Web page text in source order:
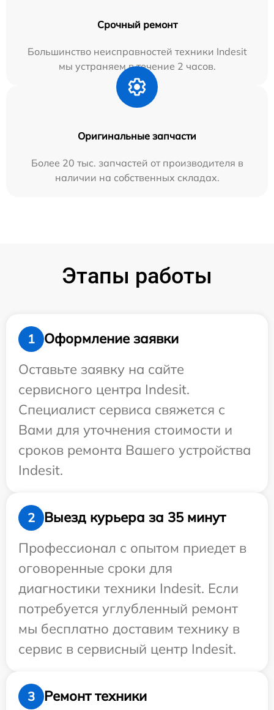
Срочный ремонт
Большинство неисправностей техники Indesit
мы устраняем в течение 2 часов.
Оригинальные запчасти
Более 20 тыс. запчастей от производителя в
наличии на собственных складах.
Этапы работы
1
Оформление заявки
Оставьте заявку на сайте
сервисного центра Indesit.
Специалист сервиса свяжется с
Вами для уточнения стоимости и
сроков ремонта Вашего устройства
Indesit.
2
Выезд курьера за 35 минут
Профессионал с опытом приедет в
оговоренные сроки для
диагностики техники Indesit. Если
потребуется углубленный ремонт
мы бесплатно доставим технику в
сервис в сервисный центр Indesit.
3 Ремонт техники